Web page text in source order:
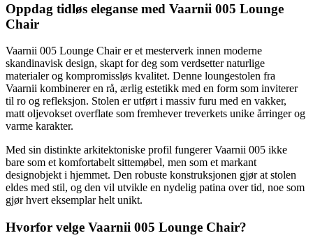
Oppdag tidløs eleganse med Vaarnii 005 Lounge
Chair
Vaarnii 005 Lounge Chair er et mesterverk innen moderne
skandinavisk design, skapt for deg som verdsetter naturlige
materialer og kompromissløs kvalitet. Denne loungestolen fra
Vaarnii kombinerer en rå, ærlig estetikk med en form som inviterer
til ro og refleksjon. Stolen er utført i massiv furu med en vakker,
matt oljevokset overflate som fremhever treverkets unike årringer og
varme karakter.
Med sin distinkte arkitektoniske profil fungerer Vaarnii 005 ikke
bare som et komfortabelt sittemøbel, men som et markant
designobjekt i hjemmet. Den robuste konstruksjonen gjør at stolen
eldes med stil, og den vil utvikle en nydelig patina over tid, noe som
gjør hvert eksemplar helt unikt.
Hvorfor velge Vaarnii 005 Lounge Chair?